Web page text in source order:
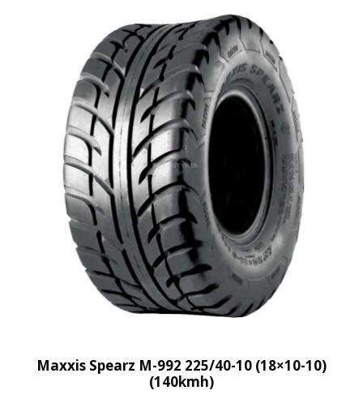
Maxxis Spearz M-992 225/40-10 (18×10-10)
(140kmh)